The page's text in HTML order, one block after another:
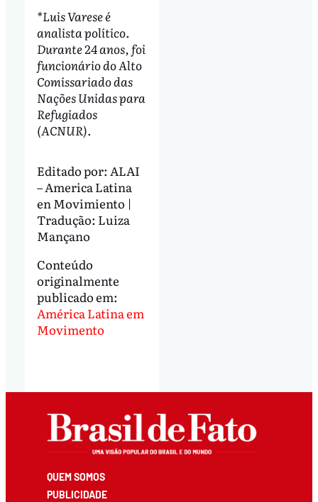
*Luis Varese é
analista político.
Durante 24 anos, foi
funcionário do Alto
Comissariado das
Nações Unidas para
Refugiados
(ACNUR).
Editado por: ALAI
– America Latina
en Movimiento |
Tradução: Luiza
Mançano
Conteúdo
originalmente
publicado em:
América Latina em
Movimento
QUEM SOMOS
PUBLICIDADE